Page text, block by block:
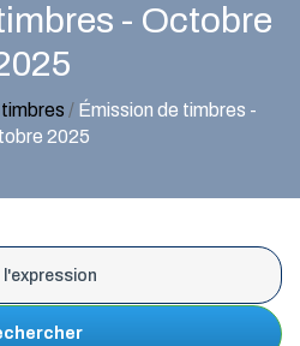
- Octobre
/ Émission de timbres -
2025